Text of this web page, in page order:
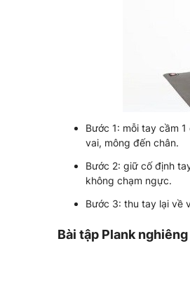
Bước 1: mỗi tay cầm
vai, mông đến chân.
Bước 2: giữ cố định
không chạm ngực.
Bước 3: thu tay lại về
Bài tập Plank nghiêng